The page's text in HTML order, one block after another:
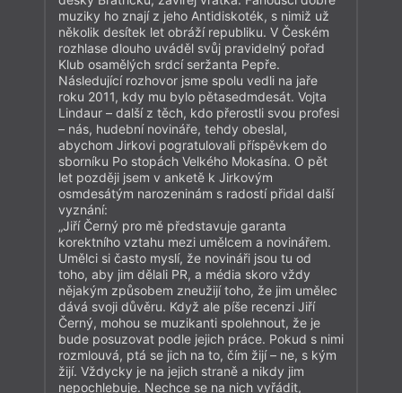
muziky ho znají z jeho Antidiskoték, s nimiž už
několik desítek let obráží republiku. V Českém
rozhlase dlouho uváděl svůj pravidelný pořad
Klub osamělých srdcí seržanta Pepře.
Následující rozhovor jsme spolu vedli na jaře
roku 2011, kdy mu bylo pětasedmdesát. Vojta
Lindaur – další z těch, kdo přerostli svou profesi
– nás, hudební novináře, tehdy obeslal,
abychom Jirkovi pogratulovali příspěvkem do
sborníku Po stopách Velkého Mokasína. O pět
let později jsem v anketě k Jirkovým
osmdesátým narozeninám s radostí přidal další
vyznání:
„Jiří Černý pro mě představuje garanta
korektního vztahu mezi umělcem a novinářem.
Umělci si často myslí, že novináři jsou tu od
toho, aby jim dělali PR, a média skoro vždy
nějakým způsobem zneužijí toho, že jim umělec
dává svoji důvěru. Když ale píše recenzi Jiří
Černý, mohou se muzikanti spolehnout, že je
bude posuzovat podle jejich práce. Pokud s nimi
rozmlouvá, ptá se jich na to, čím žijí – ne, s kým
žijí. Vždycky je na jejich straně a nikdy jim
nepochlebuje. Nechce se na nich vyřádit,